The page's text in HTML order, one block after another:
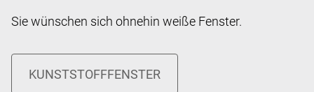
Sie wünschen sich ohnehin weiße Fenster.